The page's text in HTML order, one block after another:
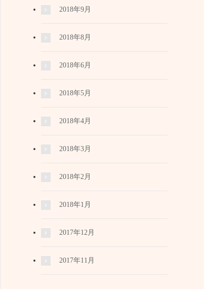
2018年9月
2018年8月
2018年6月
2018年5月
2018年4月
2018年3月
2018年2月
2018年1月
2017年12月
2017年11月